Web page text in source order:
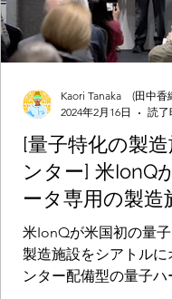
[量子特化の製造
ンター] 米IonQ
ータ専用の製造
にオープン。デ
備型の量子ハー
し次世代機の開
米IonQが米国初の量子
製造施設をシアトルに
ンター配備型の量子ハ
Kaori Tanaka (田中香
2024年2月16日
読了